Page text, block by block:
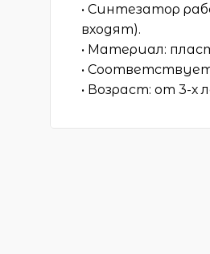
• Синтезатор
входят).
• Материал:
•
• Возраст: от 3-х